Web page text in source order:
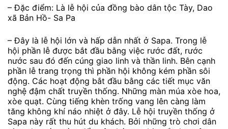
– Đặc điểm: Là lễ hội của đồng bào dân tộc Tày, Dao
xã Bản Hồ- Sa Pa
– Đây là lễ hội lớn và hấp dẫn nhất ở Sapa. Trong lễ
hội phần lễ được bắt đầu bằng việc rước đất, rước
nước sau đó đến cúng giao linh và thần linh. Bên cạnh
phần lễ trang trọng thì phần hội không kém phần sôi
động. Các hoạt động bắt đầu bằng các tiết mục văn
nghệ đậm chất truyền thống. Những màn múa xòe hoa,
xòe quạt. Cùng tiếng khèn trống vang lên càng làm
tăng không khí náo nhiệt ở đây. Lễ hội truyền thống ở
Sapa này rất thu hút du khách. Bởi những trò chơi dân